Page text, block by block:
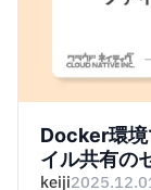
Docker環
イル共有の
keiji